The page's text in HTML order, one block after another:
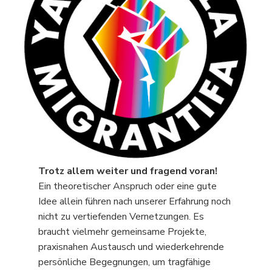
Trotz allem weiter und fragend voran!
Ein theoretischer Anspruch oder eine gute
Idee allein führen nach unserer Erfahrung noch
nicht zu vertiefenden Vernetzungen. Es
braucht vielmehr gemeinsame Projekte,
praxisnahen Austausch und wiederkehrende
persönliche Begegnungen, um tragfähige